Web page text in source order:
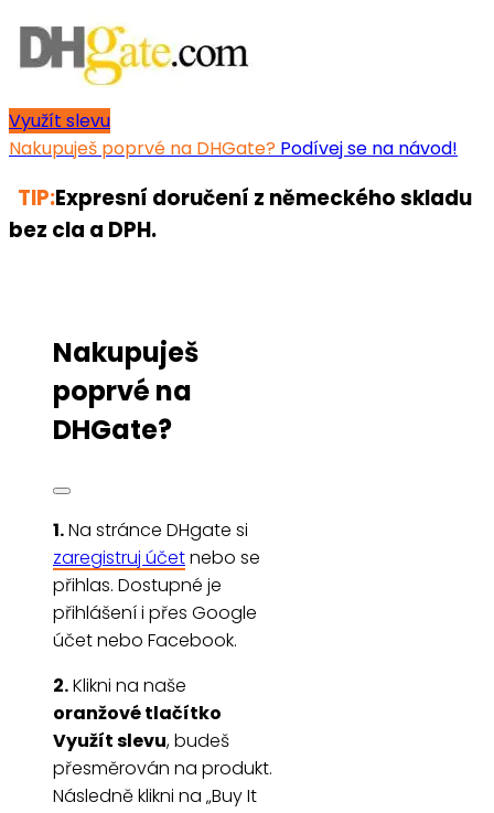
Využít slevu
Nakupuješ poprvé na DHGate? Podívej se na návod!
TIP:Expresní doručení z německého skladu
bez cla a DPH.
Nakupuješ
poprvé na
DHGate?
1.Na stránce DHgate si
zaregistruj účetnebo se
přihlas. Dostupné je
přihlášení i přes Google
účet nebo Facebook.
2.Klikni na naše
oranžové tlačítko
Využít slevu, budeš
přesměrován na produkt.
Následně klikni na „Buy It